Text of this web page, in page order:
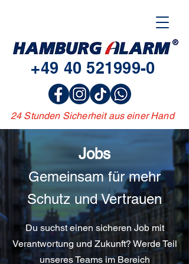
+49 40521999-0
24 Stunden Sicherheit aus einer Hand
Jobs
Gemeinsam für mehr
Schutz und Vertrauen
Du suchst einen sicheren Job mit
Verantwortung und Zukunft? Werde Teil
unseres Teams im Bereich